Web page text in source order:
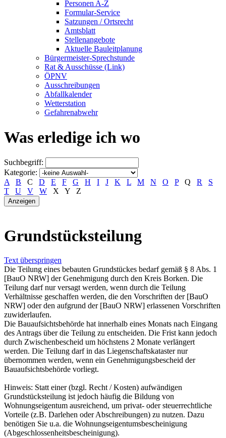
Personen A-Z
Formular-Service
Satzungen / Ortsrecht
Amtsblatt
Stellenangebote
Aktuelle Bauleitplanung
Bürgermeister-Sprechstunde
Rat & Ausschüsse (Link)
ÖPNV
Ausschreibungen
Abfallkalender
Wetterstation
Gefahrenabwehr
Was erledige ich wo
Suchbegriff:
Kategorie:
A
B C D E F G H I J K L M N O P Q R
S
T
U V W X Y Z
Grundstücksteilung
Text überspringen
Die Teilung eines bebauten Grundstückes bedarf gemäß § 8 Abs. 1
[BauO NRW] der Genehmigung durch den Kreis Borken. Die
Teilung darf nur versagt werden, wenn durch die Teilung
Verhältnisse geschaffen werden, die den Vorschriften der [BauO
NRW] oder den aufgrund der [BauO NRW] erlassenen Vorschriften
zuwiderlaufen.
Die Bauaufsichtsbehörde hat innerhalb eines Monats nach Eingang
des Antrags über die Teilung zu entscheiden. Die Frist kann jedoch
durch Zwischenbescheid um höchstens 2 Monate verlängert
werden. Die Teilung darf in das Liegenschaftskataster nur
übernommen werden, wenn ein Genehmigungsbescheid der
Bauaufsichtsbehörde vorliegt.
Hinweis: Statt einer (bzgl. Recht / Kosten) aufwändigen
Grundstücksteilung ist jedoch häufig die Bildung von
Wohnungseigentum ausreichend, um privat- oder steuerrechtliche
Vorteile (z.B. Darlehen oder Abschreibungen) zu nutzen. Dazu
benötigen Sie u.a. die Wohnungseigentumsbescheinigung
(Abgeschlossenheitsbescheinigung).